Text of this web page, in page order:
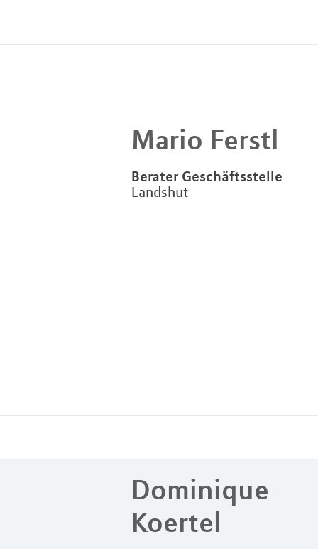
Mario Ferstl
Berater Geschäftsstelle
Landshut
Dominique
Koertel